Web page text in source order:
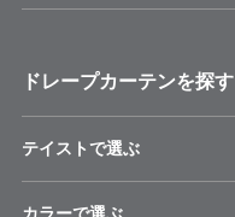
ドレープカーテンを探す
テイストで選ぶ